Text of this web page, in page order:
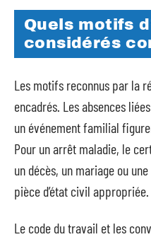
Quels motifs
considérés
Les motifs reconnus par la
encadrés. Les absences
un événement familial
Pour un arrêt maladie, le
un décès, un mariage ou
pièce d’état civil appropriée.
Le code du travail et les